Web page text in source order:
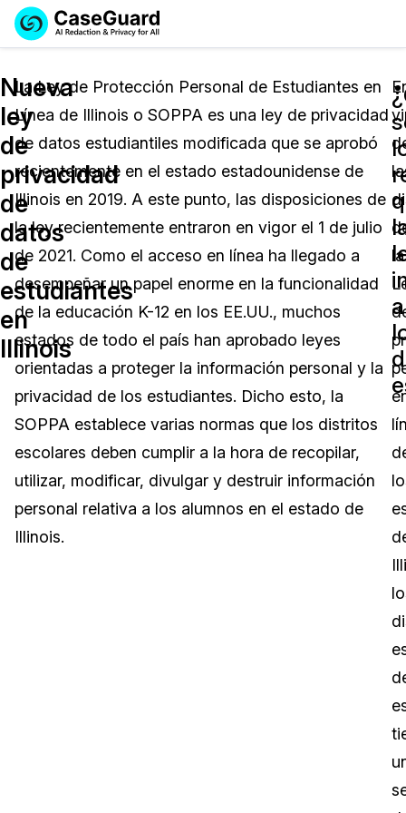
Licencia de CaseGuard Studio
Precios de Redacción a Pedido
Soluciones
Redacción de vídeos
Redacción de documentos
Redacción de audio
Redacción en Bulto
Redacción de imágenes
Transcripción y Traducción
Industrias
Cuerpos Policiales
Transportación
La Atención Médica
Educación
El Gobierno
Servicios Financieros
Precios
Recursos
Preguntas Frecuentes
Artículos
Casos Practicos
Videoteca
Eventos
Demo
English
Español
Nueva
ley
de
privacidad
de
datos
de
estudiantes
en
Illinois
La Ley de Protección Personal de Estudiantes en
Línea de Illinois o SOPPA es una ley de privacidad
de datos estudiantiles modificada que se aprobó
recientemente en el estado estadounidense de
Illinois en 2019. A este punto, las disposiciones de
la ley recientemente entraron en vigor el 1 de julio
de 2021. Como el acceso en línea ha llegado a
desempeñar un papel enorme en la funcionalidad
de la educación K-12 en los EE.UU., muchos
estados de todo el país han aprobado leyes
orientadas a proteger la información personal y la
privacidad de los estudiantes. Dicho esto, la
SOPPA establece varias normas que los distritos
escolares deben cumplir a la hora de recopilar,
utilizar, modificar, divulgar y destruir información
personal relativa a los alumnos en el estado de
Illinois.
a
la